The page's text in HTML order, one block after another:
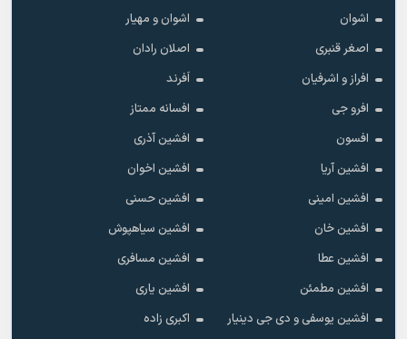
اشوان
اشوان و مهیار
اصغر قنبری
اصلان رادان
افراز و اشرفیان
اَفرند
افرو جی
افسانه ممتاز
افسون
افشین آذری
افشین آریا
افشین اخوان
افشین امینی
افشین حسنی
افشین خان
افشین سیاهپوش
افشین عطا
افشین مسافری
افشین مطمئن
افشین یاری
افشین یوسفی و دی جی دینیار
اکبری زاده